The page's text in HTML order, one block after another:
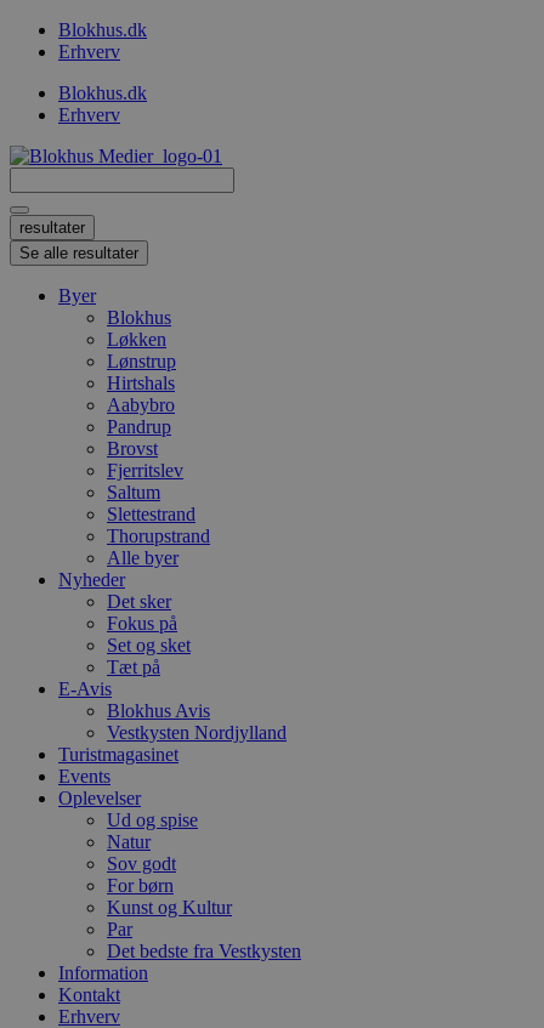
VidereBlokhus.dk
Erhverv
Blokhus.dk
Erhverv
...
resultater
Se alle resultater
Byer
Blokhus
Løkken
Lønstrup
Hirtshals
Aabybro
Pandrup
Brovst
Fjerritslev
Saltum
Slettestrand
Thorupstrand
Alle byer
Nyheder
Det sker
Fokus på
Set og sket
Tæt på
E-Avis
Blokhus Avis
Vestkysten Nordjylland
Turistmagasinet
Events
Oplevelser
Ud og spise
Natur
Sov godt
For børn
Kunst og Kultur
Par
Det bedste fra Vestkysten
Information
Kontakt
Erhverv